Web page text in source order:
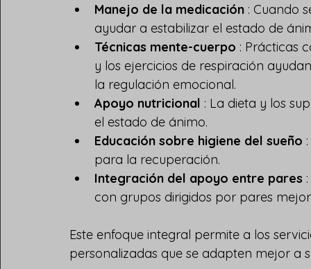
Manejo de la medicación : Cuando
ayudar a estabilizar el estado de
Técnicas mente-cuerpo : Prácticas
y los ejercicios de respiración
la regulación emocional.
Apoyo nutricional : La dieta y los
el estado de ánimo.
Educación sobre higiene del sueño
para la recuperación.
Integración del apoyo entre pares
con grupos dirigidos por pares
Este enfoque integral permite a los
personalizadas que se adapten mejor a